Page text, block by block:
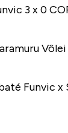
3 x 0
Vôlei
Funvic